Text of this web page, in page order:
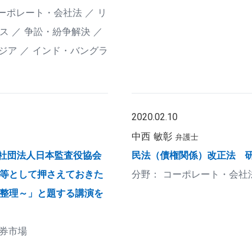
ポレート・会社法
リ
争訟・紛争解決
ア
インド・バングラ
団法人日本監査役協会
として押さえておきた
理～」と題する講演を
市場
2020.02.10
中西 敏彰 弁護士
民法（債権関係）改正法
コーポレート・会社